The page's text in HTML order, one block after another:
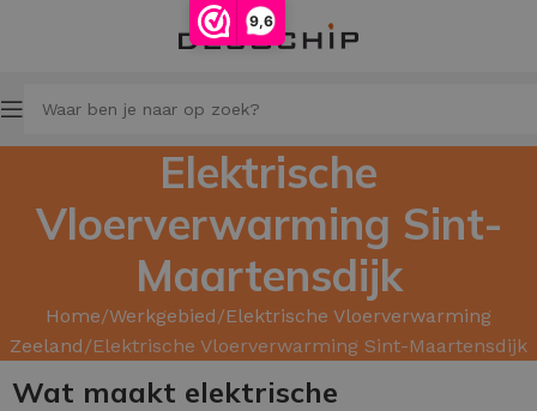
9,6
Elektrische
Vloerverwarming Sint-
Maartensdijk
Home Werkgebied Elektrische Vloerverwarming
Zeeland Elektrische Vloerverwarming Sint-Maartensdijk
Wat maakt elektrische